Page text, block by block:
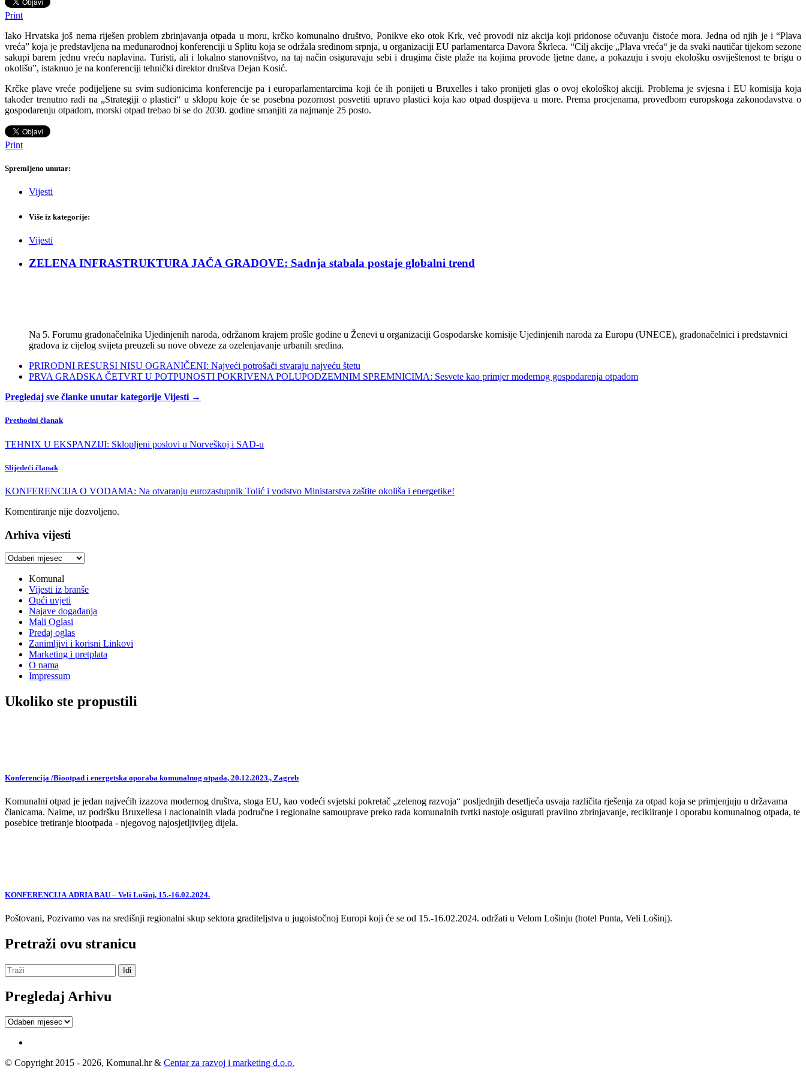
Print
Iako Hrvatska još nema riješen problem zbrinjavanja otpada u moru, krčko komunalno društvo, Ponikve eko otok Krk, već provodi niz akcija koji pridonose očuvanju čistoće mora. Jedna od njih je i “Plava
vreća” koja je predstavljena na međunarodnoj konferenciji u Splitu koja se održala sredinom srpnja, u organizaciji EU parlamentarca Davora Škrleca. “Cilj akcije „Plava vreća“ je da svaki nautičar tijekom sezone
sakupi barem jednu vreću naplavina. Turisti, ali i lokalno stanovništvo, na taj način osiguravaju sebi i drugima čiste plaže na kojima provode ljetne dane, a pokazuju i svoju ekološku osviještenost te brigu o
okolišu”, istaknuo je na konferenciji tehnički direktor društva Dejan Kosić.
Krčke plave vreće podijeljene su svim sudionicima konferencije pa i europarlamentarcima koji će ih ponijeti u Bruxelles i tako pronijeti glas o ovoj ekološkoj akciji. Problema je svjesna i EU komisija koja
također trenutno radi na „Strategiji o plastici“ u sklopu koje će se posebna pozornost posvetiti upravo plastici koja kao otpad dospijeva u more. Prema procjenama, provedbom europskoga zakonodavstva o
gospodarenju otpadom, morski otpad trebao bi se do 2030. godine smanjiti za najmanje 25 posto.
Print
Spremljeno unutar:
Vijesti
Više iz kategorije:
Vijesti
ZELENA INFRASTRUKTURA JAČA GRADOVE: Sadnja stabala postaje globalni trend
Na 5. Forumu gradonačelnika Ujedinjenih naroda, održanom krajem prošle godine u Ženevi u organizaciji Gospodarske komisije Ujedinjenih naroda za Europu (UNECE), gradonačelnici i predstavnici
gradova iz cijelog svijeta preuzeli su nove obveze za ozelenjavanje urbanih sredina.
PRIRODNI RESURSI NISU OGRANIČENI: Najveći potrošači stvaraju najveću štetu
PRVA GRADSKA ČETVRT U POTPUNOSTI POKRIVENA POLUPODZEMNIM SPREMNICIMA: Sesvete kao primjer modernog gospodarenja otpadom
Pregledaj sve članke unutar kategorije Vijesti →
Prethodni članak
TEHNIX U EKSPANZIJI: Sklopljeni poslovi u Norveškoj i SAD-u
Slijedeći članak
KONFERENCIJA O VODAMA: Na otvaranju eurozastupnik Tolić i vodstvo Ministarstva zaštite okoliša i energetike!
Komentiranje nije dozvoljeno.
Arhiva vijesti
Arhiva
Komunal
Vijesti iz branše
Opći uvjeti
Najave događanja
Mali Oglasi
Predaj oglas
Zanimljivi i korisni Linkovi
Marketing i pretplata
O nama
Impressum
Ukoliko ste propustili
Konferencija /Biootpad i energetska oporaba komunalnog otpada, 20.12.2023., Zagreb
Komunalni otpad je jedan najvećih izazova modernog društva, stoga EU, kao vodeći svjetski pokretač „zelenog razvoja“ posljednjih desetljeća usvaja različita rješenja za otpad koja se primjenjuju u državama
članicama. Naime, uz podršku Bruxellesa i nacionalnih vlada područne i regionalne samouprave preko rada komunalnih tvrtki nastoje osigurati pravilno zbrinjavanje, recikliranje i oporabu komunalnog otpada, te
posebice tretiranje biootpada - njegovog najosjetljivijeg dijela.
KONFERENCIJA ADRIA BAU – Veli Lošinj, 15.-16.02.2024.
Poštovani, Pozivamo vas na središnji regionalni skup sektora graditeljstva u jugoistočnoj Europi koji će se od 15.-16.02.2024. održati u Velom Lošinju (hotel Punta, Veli Lošinj).
Pretraži ovu stranicu
Pregledaj Arhivu
Pregledaj
© Copyright 2015 - 2026, Komunal.hr & Centar za razvoj i marketing d.o.o.